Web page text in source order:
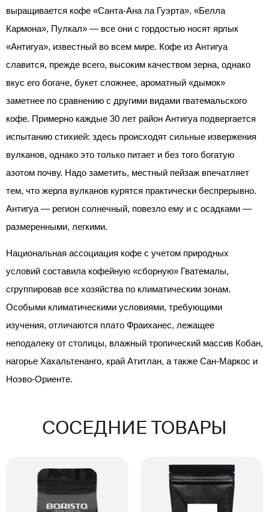
выращивается кофе «Санта-Ана ла Гуэрта», «Белла
Кармона», Пулкал» — все они с гордостью носят ярлык
«Антигуа», известный во всем мире. Кофе из Антигуа
славится, прежде всего, высоким качеством зерна, однако
вкус его богаче, букет сложнее, ароматный «дымок»
заметнее по сравнению с другими видами гватемальского
кофе. Примерно каждые 30 лет район Антигуа подвергается
испытанию стихией: здесь происходят сильные извержения
вулканов, однако это только питает и без того богатую
азотом почву. Надо заметить, местный пейзаж впечатляет
тем, что жерла вулканов курятся практически беспрерывно.
Антигуа — регион солнечный, повезло ему и с осадками —
размеренными, легкими.
Национальная ассоциация кофе с учетом природных
условий составила кофейную «сборную» Гватемалы,
сгруппировав все хозяйства по климатическим зонам.
Особыми климатическими условиями, требующими
изучения, отличаются плато Фраиханес, лежащее
неподалеку от столицы, влажный тропический массив Кобан,
нагорье Хахальтенанго, край Атитлан, а также Сан-Маркос и
Ноэво-Ориенте.
СОСЕДНИЕ ТОВАРЫ